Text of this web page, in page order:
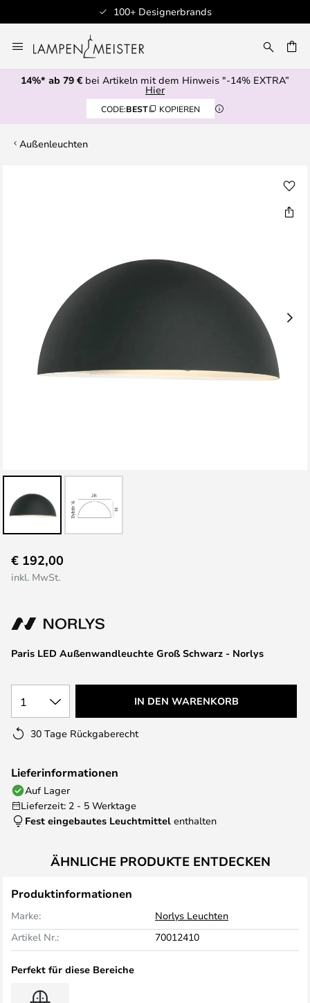
100+ Designerbrands
Inhalt
springen
14%* ab 79 € bei Artikeln mit dem Hinweis "-14% EXTRA”
Hier
CODE:BEST KOPIEREN
Außenleuchten
Anfang
der
springen
Paris LED Außenwandleuchte Groß Schwarz - Norlys
€ 192,00
inkl. MwSt.
1 IN DEN WARENKORB
30 Tage Rückgaberecht
Lieferinformationen
Auf Lager
Lieferzeit: 2 - 5 Werktage
Fest eingebautes Leuchtmittel enthalten
ÄHNLICHE PRODUKTE ENTDECKEN
Produktinformationen
Marke:
Norlys Leuchten
Artikel Nr.:
70012410
Perfekt für diese Bereiche